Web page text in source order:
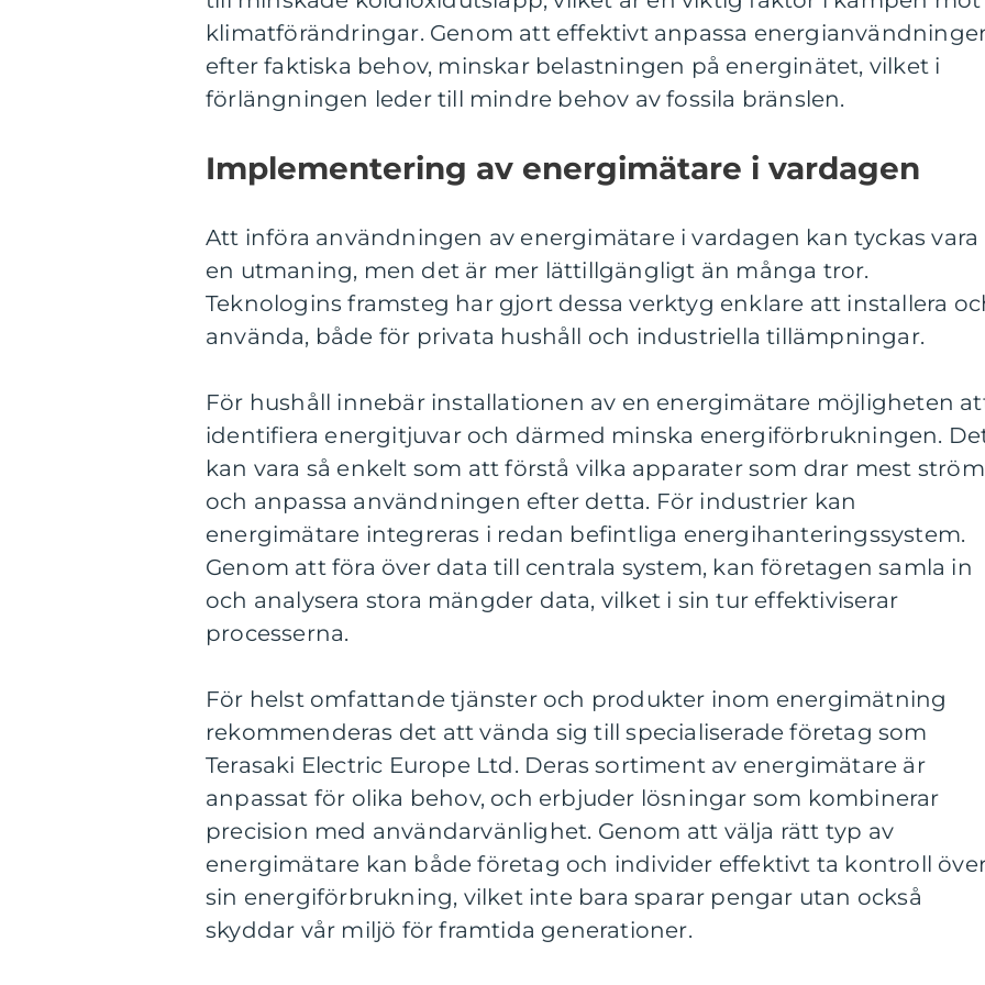
klimatförändringar. Genom att effektivt anpassa
efter faktiska behov, minskar belastningen på energinätet, vilket i
förlängningen leder till mindre behov av fossila bränslen.
Implementering av energimätare i vardagen
Att införa användningen av energimätare i vardagen kan tyckas vara
en utmaning, men det är mer lättillgängligt än många tror.
Teknologins framsteg har gjort dessa verktyg enklare att installera
använda, både för privata hushåll och industriella tillämpningar.
För hushåll innebär installationen av en energimätare möjligheten
identifiera energitjuvar och därmed minska energiförbrukningen.
kan vara så enkelt som att förstå vilka apparater som drar mest ström
och anpassa användningen efter detta. För industrier kan
energimätare integreras i redan befintliga energihanteringssystem.
Genom att föra över data till centrala system, kan företagen samla in
och analysera stora mängder data, vilket i sin tur effektiviserar
processerna.
För helst omfattande tjänster och produkter inom energimätning
rekommenderas det att vända sig till specialiserade företag som
Terasaki Electric Europe Ltd. Deras sortiment av energimätare är
anpassat för olika behov, och erbjuder lösningar som kombinerar
precision med användarvänlighet. Genom att välja rätt typ av
energimätare kan både företag och individer effektivt ta kontroll
sin energiförbrukning, vilket inte bara sparar pengar utan också
skyddar vår miljö för framtida generationer.